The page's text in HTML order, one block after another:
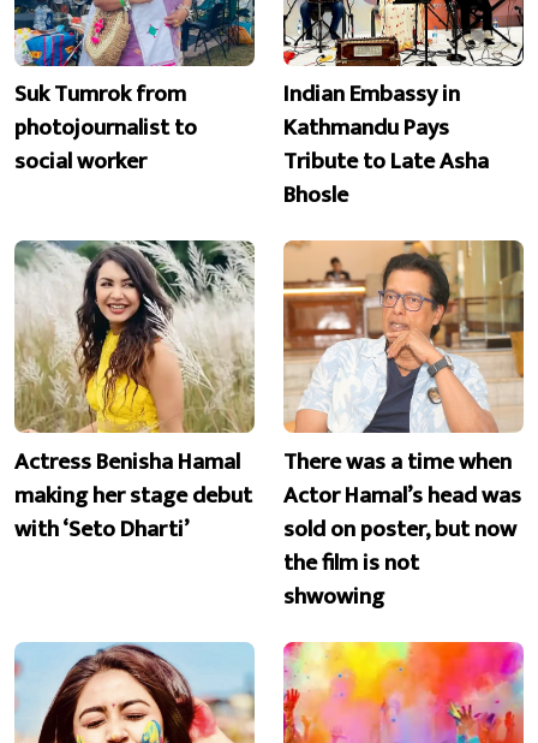
Suk Tumrok from
photojournalist to
social worker
Indian Embassy in
Kathmandu Pays
Tribute to Late Asha
Bhosle
Actress Benisha Hamal
making her stage debut
with ‘Seto Dharti’
There was a time when
Actor Hamal’s head was
sold on poster, but now
the film is not
shwowing